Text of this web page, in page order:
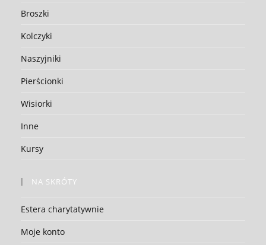
Broszki
Kolczyki
Naszyjniki
Pierścionki
Wisiorki
Inne
Kursy
NA SKRÓTY
Estera charytatywnie
Moje konto